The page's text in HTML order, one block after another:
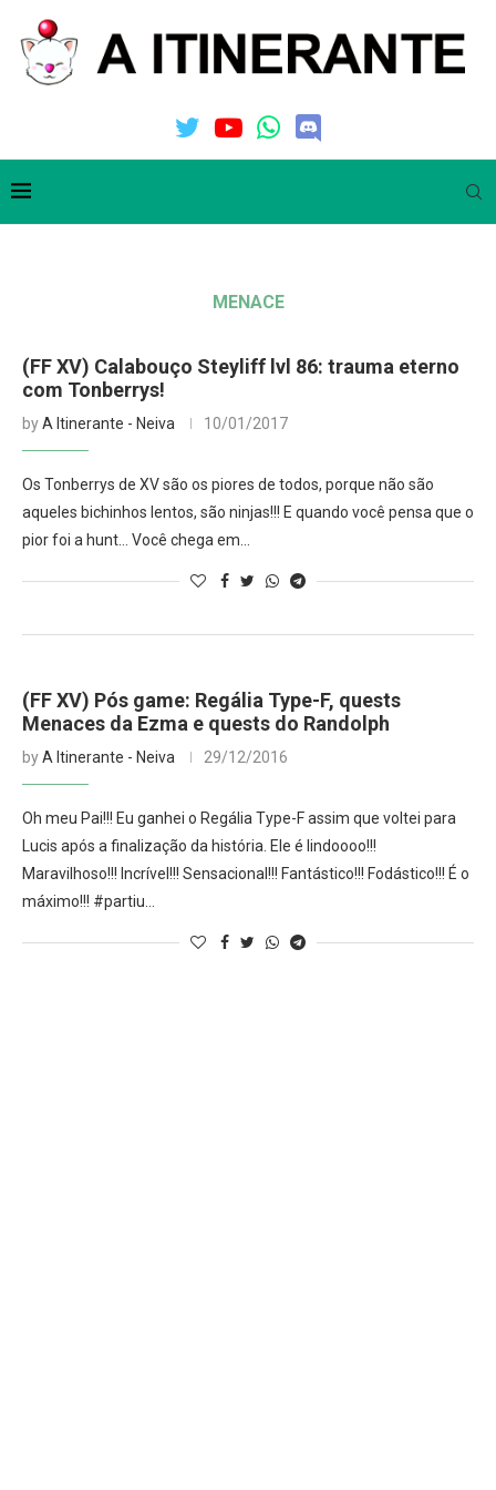
MENACE
(FF XV) Calabouço Steyliff lvl 86: trauma eterno
com Tonberrys!
byA Itinerante - Neiva 10/01/2017
Os Tonberrys de XV são os piores de todos, porque não são
aqueles bichinhos lentos, são ninjas!!! E quando você pensa que o
pior foi a hunt… Você chega em…
(FF XV) Pós game: Regália Type-F, quests
Menaces da Ezma e quests do Randolph
byA Itinerante - Neiva 29/12/2016
Oh meu Pai!!! Eu ganhei o Regália Type-F assim que voltei para
Lucis após a finalização da história. Ele é lindoooo!!!
Maravilhoso!!! Incrível!!! Sensacional!!! Fantástico!!! Fodástico!!! É o
máximo!!! #partiu…